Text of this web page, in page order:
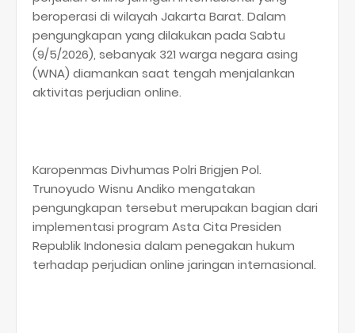
beroperasi di wilayah Jakarta Barat. Dalam
pengungkapan yang dilakukan pada Sabtu
(9/5/2026), sebanyak 321 warga negara asing
(WNA) diamankan saat tengah menjalankan
aktivitas perjudian online.
Karopenmas Divhumas Polri Brigjen Pol.
Trunoyudo Wisnu Andiko mengatakan
pengungkapan tersebut merupakan bagian dari
implementasi program Asta Cita Presiden
Republik Indonesia dalam penegakan hukum
terhadap perjudian online jaringan internasional.